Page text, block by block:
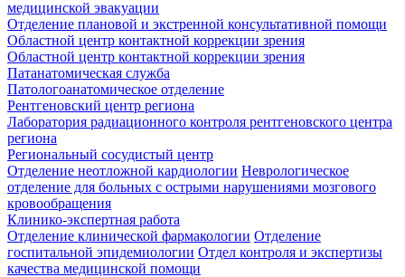
медицинской эвакуации
Отделение плановой и экстренной консультативной помощи
Областной центр контактной коррекции зрения
Областной центр контактной коррекции зрения
Патанатомическая служба
Патологоанатомическое отделение
Рентгеновский центр региона
Лаборатория радиационного контроля рентгеновского центра
региона
Региональный сосудистый центр
Отделение неотложной кардиологии Неврологическое
отделение для больных с острыми нарушениями мозгового
кровообращения
Клинико-экспертная работа
Отделение клинической фармакологии Отделение
госпитальной эпидемиологии Отдел контроля и экспертизы
качества медицинской помощи